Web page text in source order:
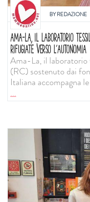
BYREDAZIONE
AMA-LA, IL LABORATORIO
RIFUGIATE VERSO L’AUTONOMIA
Ama-La, il laboratorio
(RC) sostenuto dai
Italiana accompagna
...